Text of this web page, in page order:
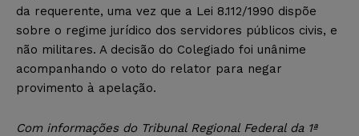
da requerente, uma vez que a Lei 8.112/1990 dispõe
sobre o regime jurídico dos servidores públicos civis, e
não militares. A decisão do Colegiado foi unânime
acompanhando o voto do relator para negar
provimento à apelação.
Com informações do Tribunal Regional Federal da 1ª